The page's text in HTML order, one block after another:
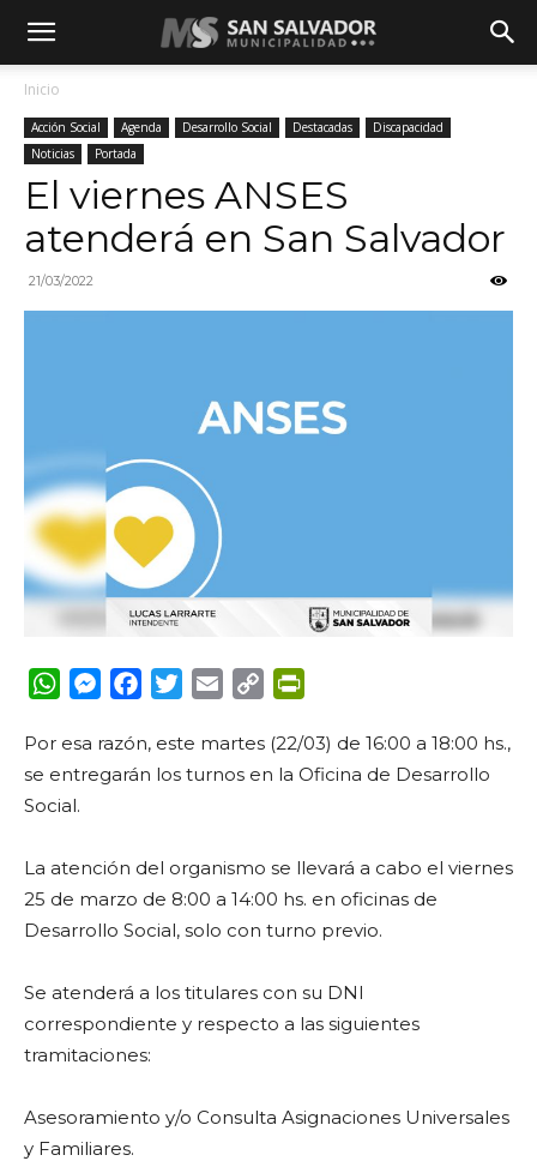
Inicio
Acción Social Agenda Desarrollo Social Destacadas
Discapacidad
Noticias
Portada
El viernes ANSES
atenderá en San Salvador
21/03/2022
WhatsApp
Messenger
FacebookTwitterEmail Copy
Por esa razón, este martes (22/03) de 16:00 a 18:00 hs.,
se entregarán los turnos en la Oficina de Desarrollo
Social.
La atención del organismo se llevará a cabo el viernes
25 de marzo de 8:00 a 14:00 hs. en oficinas de
Desarrollo Social, solo con turno previo.
Se atenderá a los titulares con su DNI
correspondiente y respecto a las siguientes
tramitaciones:
Asesoramiento y/o Consulta Asignaciones Universales
y Familiares.